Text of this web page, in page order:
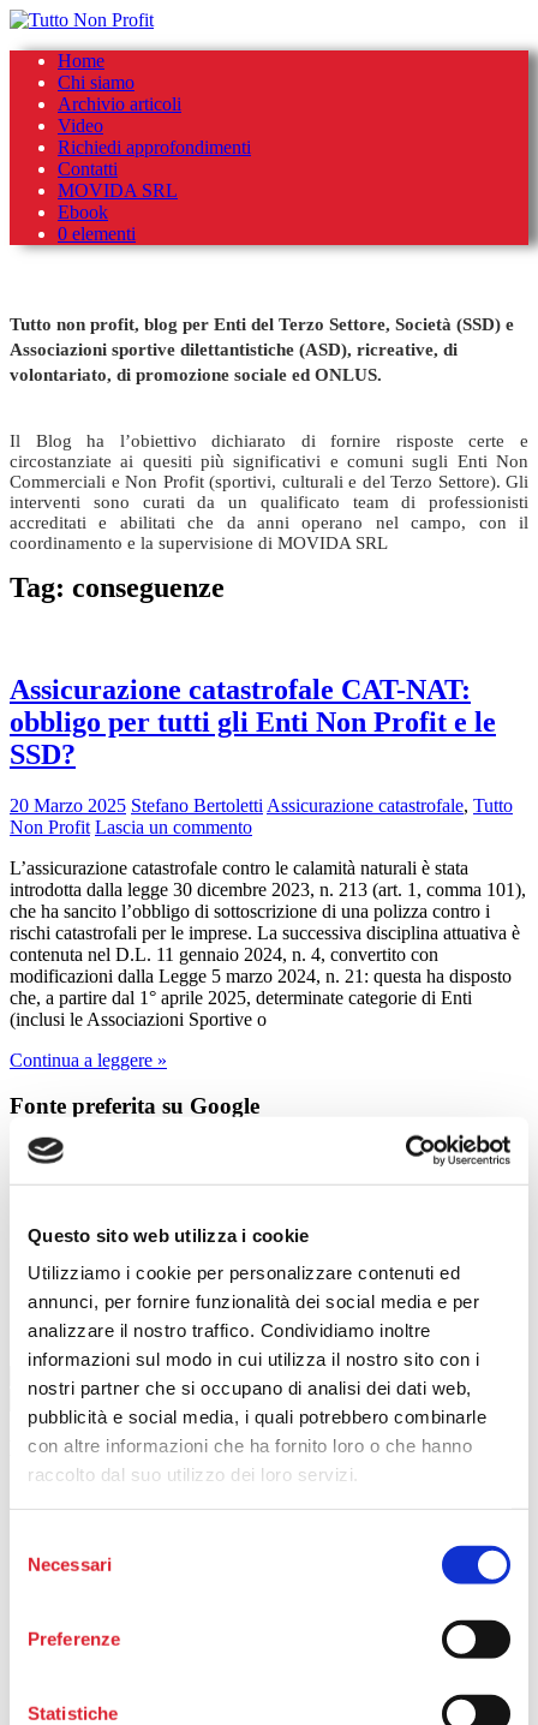
Questo sito web utilizza i cookie
Utilizziamo i cookie per personalizzare contenuti ed
annunci, per fornire funzionalità dei social media e per
analizzare il nostro traffico. Condividiamo inoltre
informazioni sul modo in cui utilizza il nostro sito con i
nostri partner che si occupano di analisi dei dati web,
pubblicità e social media, i quali potrebbero combinarle
con altre informazioni che ha fornito loro o che hanno
raccolto dal suo utilizzo dei loro servizi.
delNecessari
Preferenze
Statistiche
Skip
content
Home
Chi siamo
Archivio articoli
Video
Richiedi approfondimenti
Contatti
MOVIDA SRL
Ebook
0 elementi
Tutto non profit, blog per Enti del Terzo Settore, Società (SSD) e
Associazioni sportive dilettantistiche (ASD), ricreative, di
volontariato, di promozione sociale ed ONLUS.
Il Blog ha l’obiettivo dichiarato di fornire risposte certe e
circostanziate ai quesiti più significativi e comuni sugli Enti Non
Commerciali e Non Profit (sportivi, culturali e del Terzo Settore). Gli
interventi sono curati da un qualificato team di professionisti
accreditati e abilitati che da anni operano nel campo, con il
coordinamento e la supervisione di MOVIDA SRL
Tag: conseguenze
Assicurazione catastrofale CAT-NAT:
obbligo per tutti gli Enti Non Profit e le
SSD?
20 Marzo 2025 Stefano Bertoletti Assicurazione catastrofale, Tutto
Non Profit Lascia un commento
L’assicurazione catastrofale contro le calamità naturali è stata
introdotta dalla legge 30 dicembre 2023, n. 213 (art. 1, comma 101),
che ha sancito l’obbligo di sottoscrizione di una polizza contro i
rischi catastrofali per le imprese. La successiva disciplina attuativa è
contenuta nel D.L. 11 gennaio 2024, n. 4, convertito con
modificazioni dalla Legge 5 marzo 2024, n. 21: questa ha disposto
che, a partire dal 1° aprile 2025, determinate categorie di Enti
(inclusi le Associazioni Sportive o
Continua a leggere »
Fonte preferita su Google
notizie su non profit, ETS e volontariato, potrai
nella sezione Notizie principali.
CERCA ARGOMENTO
ARGOMENTO
BEGIN
iThemes
Do
Search
Ebook
REGIME FISCALE DEGLI ETS DAL 2026
14,90€
Gestire un Ente del Terzo
Come Creare un
Ente del terzo Settore